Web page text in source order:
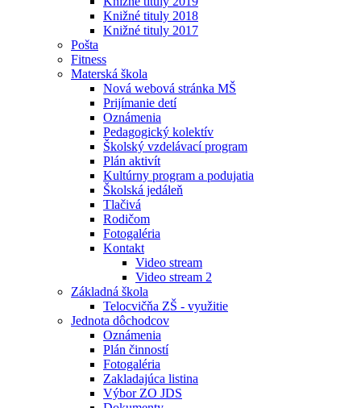
Knižné tituly 2018
Knižné tituly 2017
Pošta
Fitness
Materská škola
Nová webová stránka MŠ
Prijímanie detí
Oznámenia
Pedagogický kolektív
Školský vzdelávací program
Plán aktivít
Kultúrny program a podujatia
Školská jedáleň
Tlačivá
Rodičom
Fotogaléria
Kontakt
Video stream
Video stream 2
Základná škola
Telocvičňa ZŠ - využitie
Jednota dôchodcov
Oznámenia
Plán činností
Fotogaléria
Zakladajúca listina
Výbor ZO JDS